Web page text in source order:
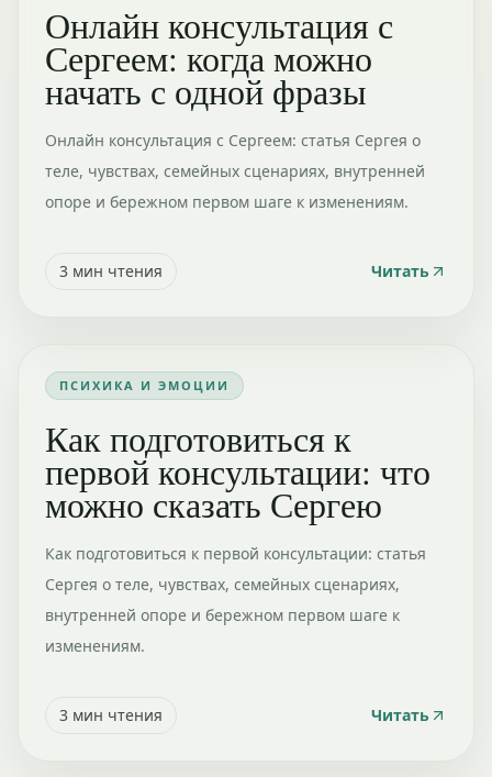
Онлайн консультация с
Сергеем: когда можно
начать с одной фразы
Онлайн консультация с Сергеем: статья Сергея о
теле, чувствах, семейных сценариях, внутренней
опоре и бережном первом шаге к изменениям.
3 мин чтения Читать
ПСИХИКА И ЭМОЦИИ
Как подготовиться к
первой консультации: что
можно сказать Сергею
Как подготовиться к первой консультации: статья
Сергея о теле, чувствах, семейных сценариях,
внутренней опоре и бережном первом шаге к
изменениям.
3 мин чтения Читать